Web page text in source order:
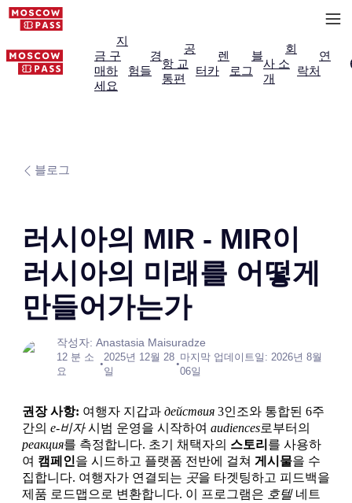
지
금 구
매하
세요
경
험들
공
항 교
통편
렌
터카
블
로그
회
사 소
개
연
락처
블로그
러시아의 MIR - MIR이
러시아의 미래를 어떻게
만들어가는가
작성자: Anastasia Maisuradze
12 분 소
요
•
2025년 12월 28
일
•
마지막 업데이트일: 2026년 8월
06일
권장 사항: 여행자 지갑과 действия 3인조와 통합된 6주
간의 e-비자시범 운영을 시작하여 audiences로부터의
реакция를 측정합니다. 초기 채택자의 스토리 를 사용하
여 캠페인을 시드하고 플랫폼 전반에 걸쳐 게시물을 수
집합니다. 여행자가 연결되는 곳을 타겟팅하고 피드백을
제품 로드맵으로 변환합니다. 이 프로그램은 호텔네트